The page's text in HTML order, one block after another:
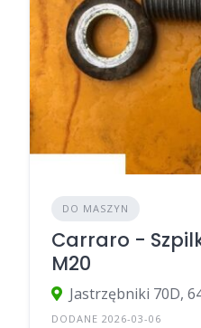
DO MASZYN
Carraro -
M20
Jastrzębniki 70D,
DODANE 2026-03-06